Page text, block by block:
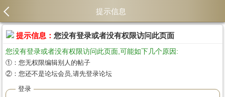
提示信息
提示信息： 您没有登录或者没有权限访问此页面
您没有登录或者没有权限访问此页面,可能如下几个原因:
①：您无权限编辑别人的帖子
②：您还不是论坛会员,请先登录论坛
登录